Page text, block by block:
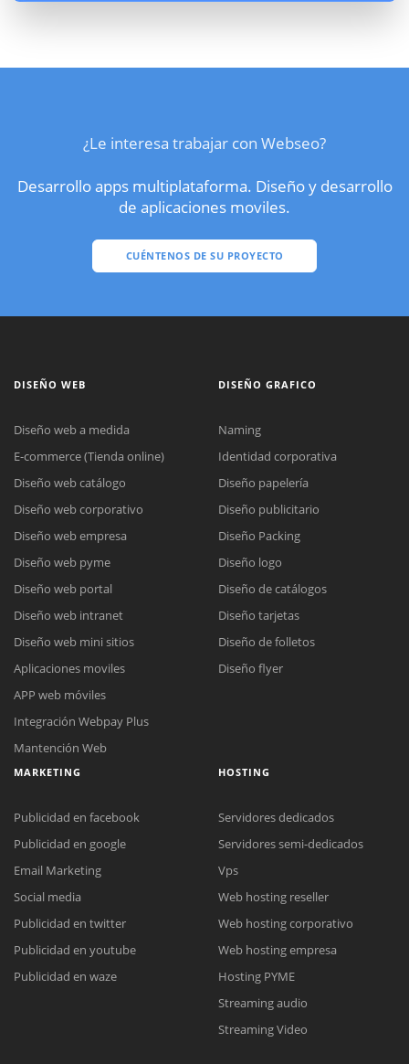
¿Le interesa trabajar con Webseo?
Desarrollo apps multiplataforma. Diseño y desarrollo
de aplicaciones moviles.
CUÉNTENOS DE SU PROYECTO
Reunión online
Nuestros ejecutivos le enviarán un correo electrónico con el enlace a
Meet para la reunión online.
Cotización
Todos nuestros ejecutivos están fuera de línea. Complete el formulario
DISEÑO WEB
Diseño web a medida
E-commerce (Tienda online)
Diseño web catálogo
Diseño web corporativo
Diseño web empresa
Diseño web pyme
Diseño web portal
Diseño web intranet
Diseño web mini sitios
Aplicaciones moviles
APP web móviles
Integración Webpay Plus
Mantención Web
DISEÑO GRAFICO
Naming
Identidad corporativa
Diseño papelería
Diseño publicitario
Diseño Packing
Diseño logo
Diseño de catálogos
Diseño tarjetas
Diseño de folletos
Diseño flyer
MARKETING
Publicidad en facebook
Publicidad en google
Email Marketing
Social media
Publicidad en twitter
Publicidad en youtube
Publicidad en waze
HOSTING
Servidores dedicados
Servidores semi-dedicados
Vps
Web hosting reseller
Web hosting corporativo
Web hosting empresa
Hosting PYME
Streaming audio
Streaming Video